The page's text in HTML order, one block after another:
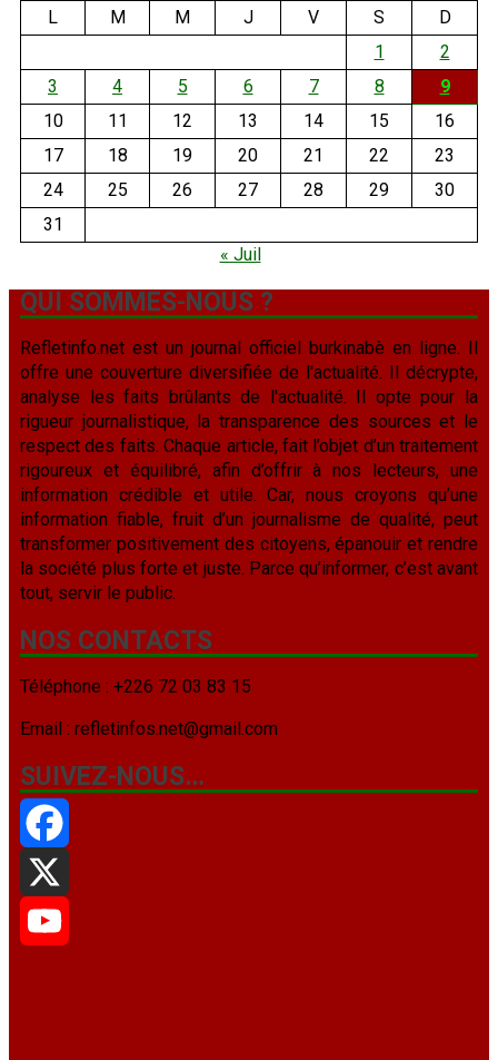
L
M M J V S
D
1
2
3
4 5 6 7 8
9
10
11 12 13 14 15
16
17
18 19 20 21 22
23
24
25 26 27 28 29
30
31
« Juil
QUI SOMMES-NOUS ?
Refletinfo.net est un journal officiel burkinabè en ligne. Il
offre une couverture diversifiée de l'actualité. Il décrypte,
analyse les faits brûlants de l'actualité. Il opte pour la
rigueur journalistique, la transparence des sources et le
respect des faits. Chaque article, fait l’objet d’un traitement
rigoureux et équilibré, afin d’offrir à nos lecteurs, une
information crédible et utile. Car, nous croyons qu’une
information fiable, fruit d’un journalisme de qualité, peut
transformer positivement des citoyens, épanouir et rendre
la société plus forte et juste. Parce qu’informer, c’est avant
tout, servir le public.
NOS CONTACTS
Téléphone : +226 72 03 83 15
Email : refletinfos.net@gmail.com
SUIVEZ-NOUS…
Facebook
X